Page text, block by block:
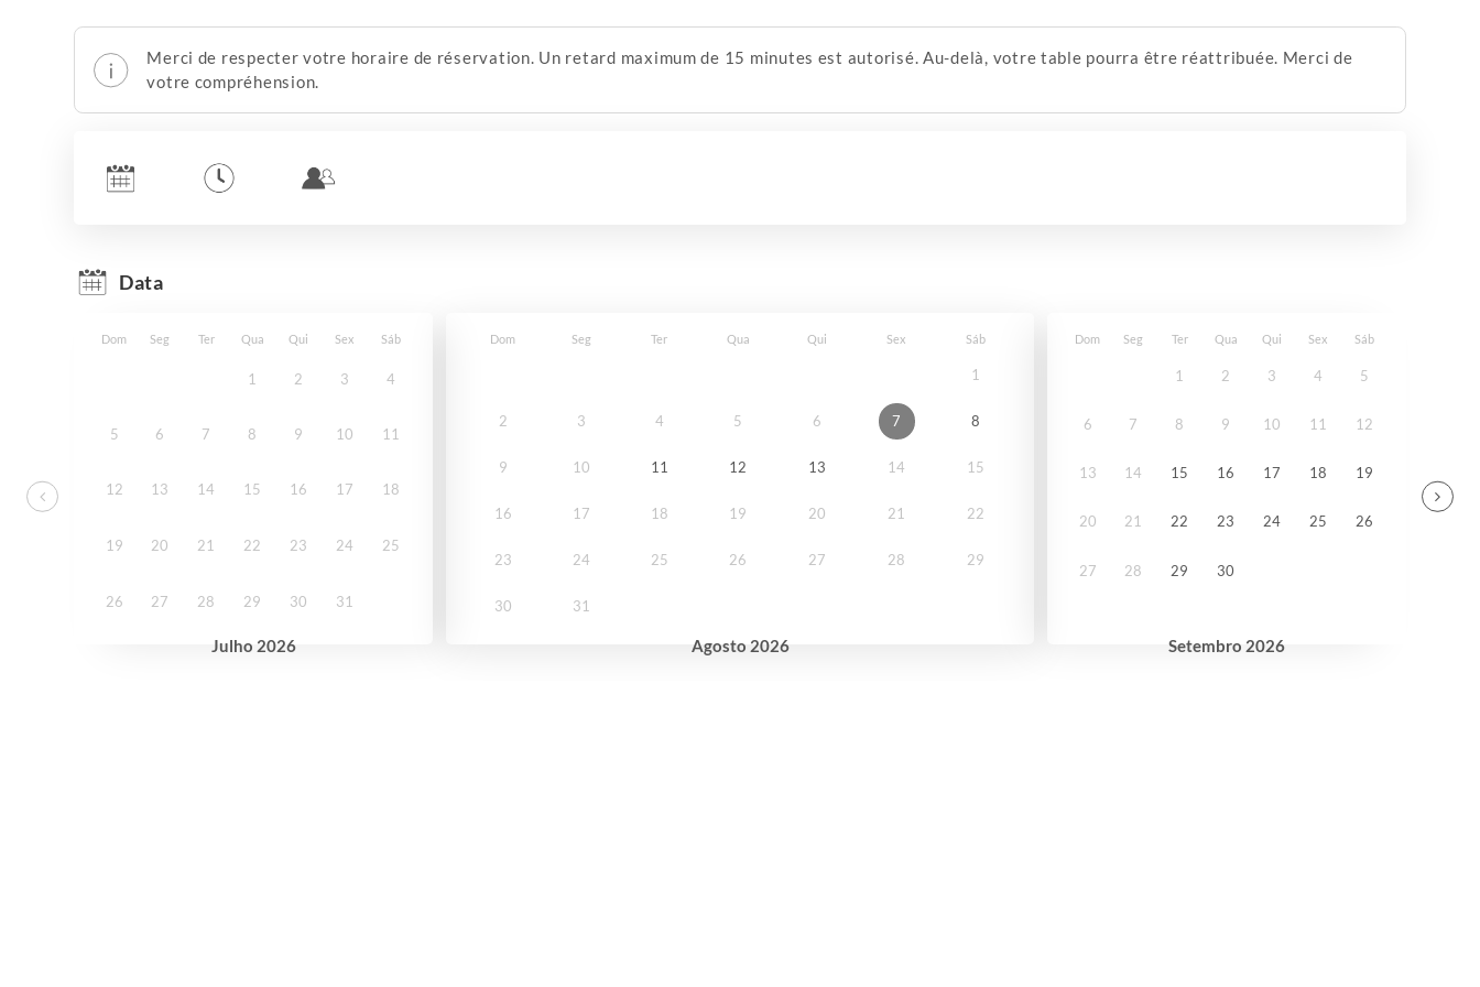
Merci de respecter votre horaire de réservation. Un retard maximum de 15 minutes est autorisé. Au-delà, votre table pourra être réattribuée. Merci de
votre compréhension.
Data
Julho 2026
Dom Seg Ter Qua Qui Sex Sáb
1 2 3 4
5 6 7 8 9 10 11
12 13 14 15 16 17 18
19 20 21 22 23 24 25
26 27 28 29 30 31
Agosto 2026
Dom Seg Ter Qua Qui Sex Sáb
1
2 3 4 5 6 7 8
9 10 11 12 13 14 15
16 17 18 19 20 21 22
23 24 25 26 27 28 29
30 31
Setembro 2026
Dom Seg Ter Qua Qui Sex Sáb
1 2 3 4 5
6 7 8 9 10 11 12
13 14 15 16 17 18 19
20 21 22 23 24 25 26
27 28 29 30